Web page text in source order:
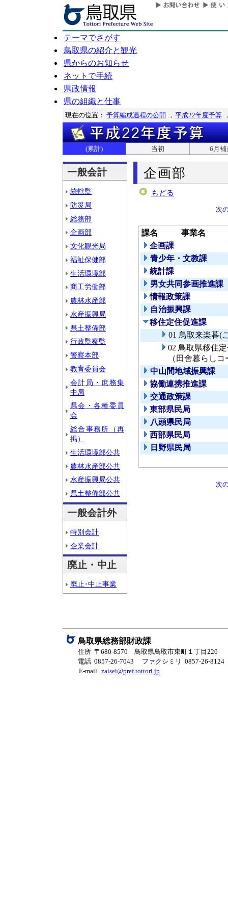
テーマでさがす
鳥取県の紹介と観光
県からのお知らせ
ネットで手続
県政情報
県の組織と仕事
現在の位置： 予算編成過程の公開 平成22年度予算
(累計) 当初 6月補
一般会計
統轄監
防災局
総務部
企画部
文化観光局
福祉保健部
生活環境部
商工労働部
農林水産部
水産振興局
県土整備部
行政監察監
警察本部
教育委員会
会計局・庶務集
中局
県会・各種委員
会
総合事務所（再
掲）
生活環境部公共
農林水産部公共
水産振興局公共
県土整備部公共
一般会計外
特別会計
企業会計
廃止・中止
廃止･中止事業
企画部
もどる
次
課名
事業名
企画課
青少年・文教課
統計課
男女共同参画推進課
情報政策課
自治振興課
移住定住促進課
01 鳥取来楽暮(
02 鳥取県移住
（田舎暮らし
中山間地域振興課
協働連携推進課
交通政策課
東部県民局
八頭県民局
西部県民局
日野県民局
次
鳥取県総務部財政課
住所 〒680-8570 鳥取県鳥取市東町１丁目220
電話 0857-26-7043
ファクシミリ 0857-26-8124
E-mail zaisei@pref.tottori.jp